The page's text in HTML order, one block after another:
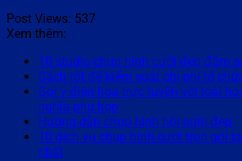
Post Views: 537
Xem thêm:
10 studio chụp hình cưới đẹp đắm
Cách tốt để kiểm soát chi phí tổ
Gợi ý điện hoa trực tuyến với loài
nghĩa phù hợp
Hướng dẫn chụp hình hội nghị đẹp
10 dịch vụ chụp hình cưới trọn gói
nhất